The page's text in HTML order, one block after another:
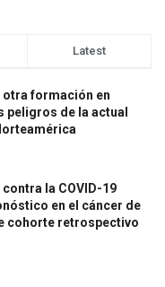
Latest
otra formación en
peligros de la actual
la COVID-19
en el cáncer de
cohorte retrospectivo